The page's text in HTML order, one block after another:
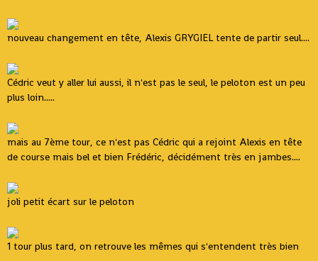
nouveau changement en tête, Alexis GRYGIEL tente de partir seul....
Cédric veut y aller lui aussi, il n'est pas le seul, le peloton est un peu
plus loin.....
mais au 7ème tour, ce n'est pas Cédric qui a rejoint Alexis en tête
de course mais bel et bien Frédéric, décidément très en jambes....
joli petit écart sur le peloton
1 tour plus tard, on retrouve les mêmes qui s'entendent très bien